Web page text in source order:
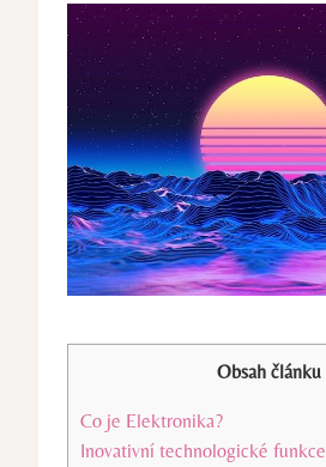
Obsah článku
Co je Elektronika?
Inovativní technologické funkce